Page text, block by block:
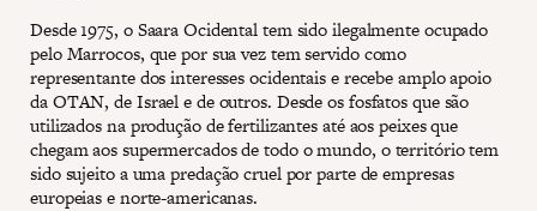
Desde 1975, o Saara Ocidental tem sido ilegalmente ocupado
pelo Marrocos, que por sua vez tem servido como
representante dos interesses ocidentais e recebe amplo apoio
da OTAN, de Israel e de outros. Desde os fosfatos que são
utilizados na produção de fertilizantes até aos peixes que
chegam aos supermercados de todo o mundo, o território tem
sido sujeito a uma predação cruel por parte de empresas
europeias e norte-americanas.